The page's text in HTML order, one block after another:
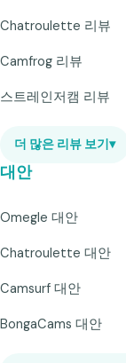
Chatroulette 리뷰
Camfrog 리뷰
스트레인저캠 리뷰
더 많은 리뷰 보기 ▾
대안
Omegle 대안
Chatroulette 대안
Camsurf 대안
BongaCams 대안